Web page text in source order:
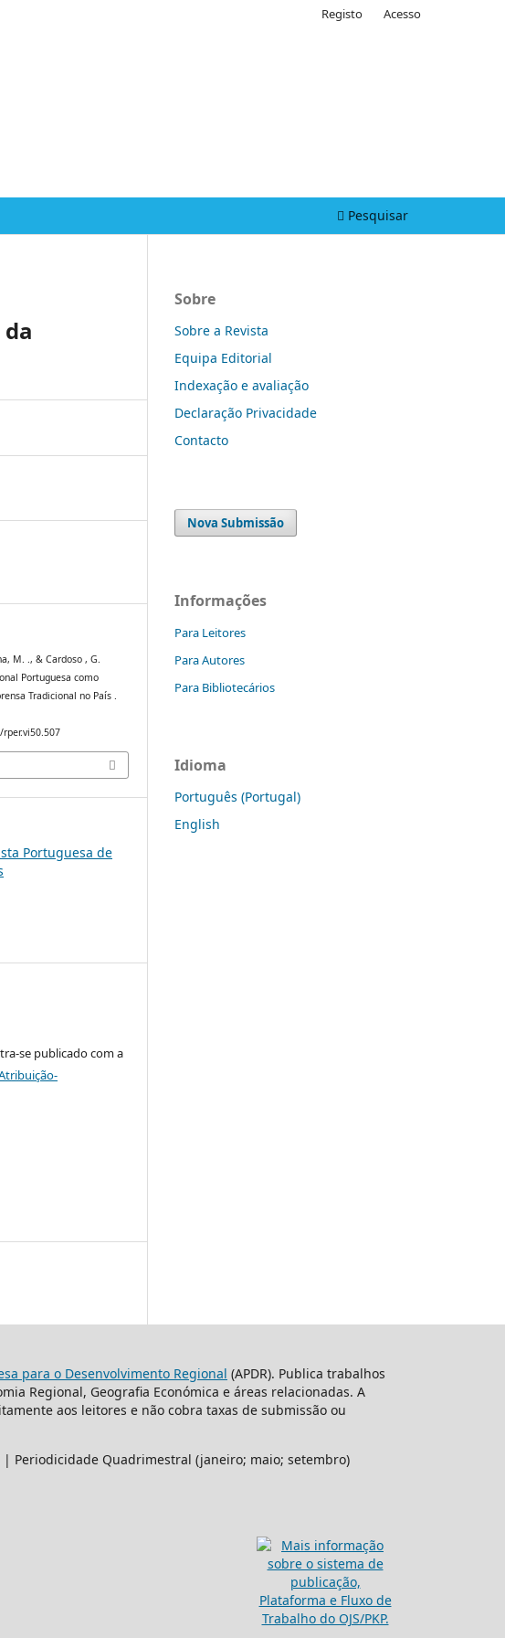
Pesquisar
Registo Acesso
M. ., & Cardoso , G.
Portuguesa como
Tradicional no País .
Portuguesa de
se publicado com a
Sobre
Sobre a Revista
Equipa Editorial
Indexação e avaliação
Declaração Privacidade
Contacto
Nova Submissão
Informações
Para Leitores
Para Autores
Para Bibliotecários
Idioma
Português (Portugal)
English
para o Desenvolvimento Regional (APDR). Publica trabalhos
Regional, Geografia Económica e áreas relacionadas. A
aos leitores e não cobra taxas de submissão ou
| Periodicidade Quadrimestral (janeiro; maio; setembro)